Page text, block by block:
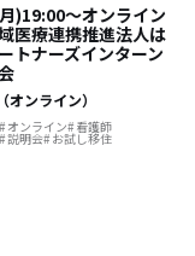
)19:00〜オンライン
医療連携推進法人は
トナーズインターン
ンライン）
オンライン 看護師
説明会 お試し移住